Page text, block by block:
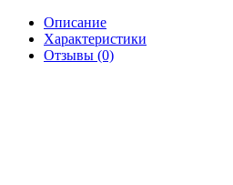
Описание
Характеристики
Отзывы (0)